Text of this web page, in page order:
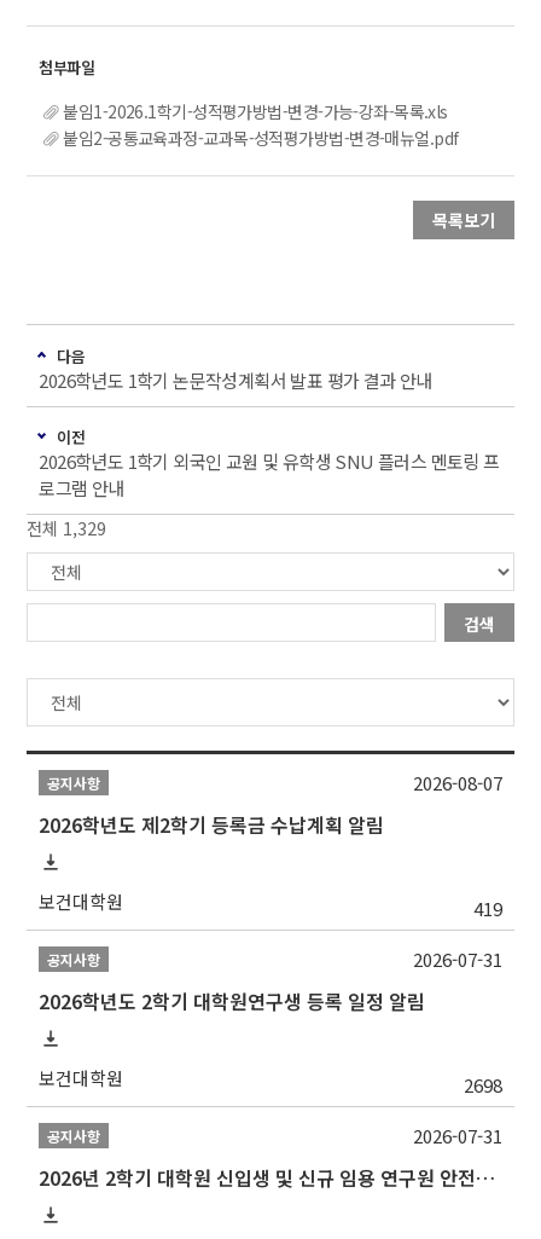
붙임1-2026.1학기-성적평가방법-변경-가능-강좌-목록.xls
붙임2-공통교육과정-교과목-성적평가방법-변경-매뉴얼.pdf
목록보기
다음
2026학년도 1학기 논문작성계획서 발표 평가 결과 안내
이전
2026학년도 1학기 외국인 교원 및 유학생 SNU 플러스 멘토링 프
로그램 안내
전체 1,329
검색
공지사항
2026학년도 제2학기 등록금 수납계획 알림
보건대학원 419
2026-08-07
공지사항
2026학년도 2학기 대학원연구생 등록 일정 알림
보건대학원 2698
2026-07-31
공지사항
2026년 2학기 대학원 신입생 및 신규 임용 연구원 안전환경교육(신규교육) 실시 안내
2026-07-31